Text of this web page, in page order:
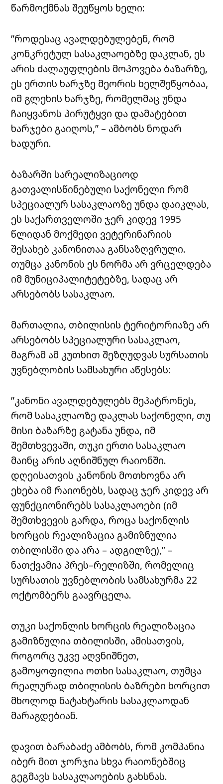
წარმოქმნას შეუწყოს ხელი:
”როდესაც ავალდებულებენ, რომ
კონკრეტულ სასაკლაოებზე დაკლან, ეს
არის ძალაუფლების მოპოვება ბაზარზე,
ეს ერთის ხარჯზე მეორის ხელშეწყობაა,
იმ გლეხის ხარჯზე, რომელმაც უნდა
ჩაიყვანოს პირუტყვი და დამატებით
ხარჯები გაიღოს,” – ამბობს ნოდარ
ხადური.
ბაზარში სარეალიზაციოდ
გათვალისწინებული საქონელი რომ
სპეციალურ სასაკლაოზე უნდა დაიკლას,
ეს საქართველოში ჯერ კიდევ 1995
წლიდან მოქმედი ვეტერინარიის
შესახებ კანონითაა განსაზღვრული.
თუმცა კანონის ეს ნორმა არ ვრცელდება
იმ მუნიციპალიტეტებზე, სადაც არ
არსებობს სასაკლაო.
მართალია, თბილისის ტერიტორიაზე არ
არსებობს სპეციალური სასაკლაო,
მაგრამ ამ კუთხით შეზღუდვას სურსათის
უვნებლობის სამსახური აწესებს:
”კანონი ავალდებულებს მეპატრონეს,
რომ სასაკლაოზე დაკლას საქონელი, თუ
მისი ბაზარზე გატანა უნდა, იმ
შემთხვევაში, თუკი ერთი სასაკლაო
მაინც არის აღნიშნულ რაიონში.
დღეისათვის კანონის მოთხოვნა არ
ეხება იმ რაიონებს, სადაც ჯერ კიდევ არ
ფუნქციონირებს სასაკლაოები (იმ
შემთხვევის გარდა, როცა საქონლის
ხორცის რეალიზაცია გამიზნულია
თბილისში და არა – ადგილზე),” –
ნათქვამია პრეს–რელიზში, რომელიც
სურსათის უვნებლობის სამსახურმა 22
ოქტომბერს გაავრცელა.
თუკი საქონლის ხორცის რეალიზაცია
გამიზნულია თბილისში, ამისათვის,
როგორც უკვე აღვნიშნეთ,
გამოყოფილია ოთხი სასაკლაო, თუმცა
რეალურად თბილისის ბაზრები ხორცით
მხოლოდ ნატახტარის სასაკლაოდან
მარაგდებიან.
დავით ბარაბაძე ამბობს, რომ კომპანია
იბერ მით ჯორჯია სხვა რაიონებშიც
გეგმავს სასაკლაოების გახსნას.